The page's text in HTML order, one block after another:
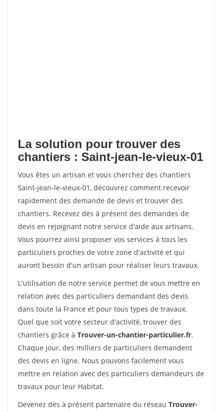
La solution pour trouver des
chantiers : Saint-jean-le-vieux-01
Vous êtes un artisan et vous cherchez des chantiers
Saint-jean-le-vieux-01, découvrez comment recevoir
rapidement des demande de devis et trouver des
chantiers. Recevez dès à présent des demandes de
devis en rejoignant notre service d'aide aux artisans.
Vous pourrez ainsi proposer vos services à tous les
particuliers proches de votre zone d'activité et qui
auront besoin d'un artisan pour réaliser leurs travaux.
L'utilisation de notre service permet de vous mettre en
relation avec des particuliers demandant des devis
dans toute la France et pour tous types de travaux.
Quel que soit votre secteur d'activité, trouver des
chantiers grâce à Trouver-un-chantier-particulier.fr.
Chaque jour, des milliers de particuliers demandent
des devis en ligne. Nous pouvons facilement vous
mettre en relation avec des particuliers demandeurs de
travaux pour leur Habitat.
Devenez dès à présent partenaire du réseau Trouver-